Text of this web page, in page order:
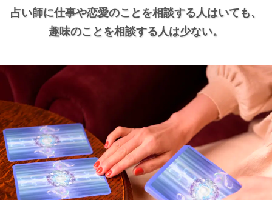
占い師に仕事や恋愛のことを相談する人はいても、
趣味のことを相談する人は少ない。